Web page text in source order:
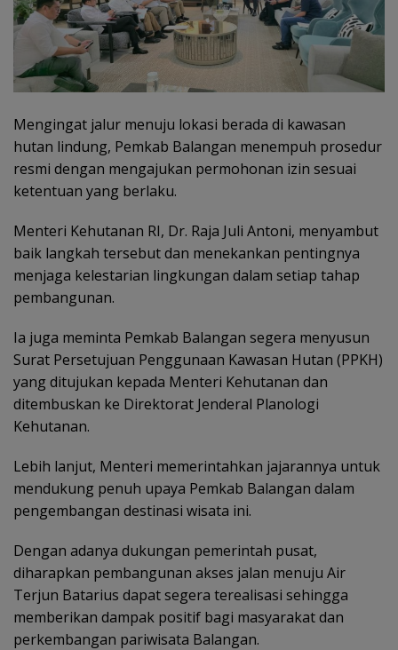
Mengingat jalur menuju lokasi berada di kawasan
hutan lindung, Pemkab Balangan menempuh prosedur
resmi dengan mengajukan permohonan izin sesuai
ketentuan yang berlaku.
Menteri Kehutanan RI, Dr. Raja Juli Antoni, menyambut
baik langkah tersebut dan menekankan pentingnya
menjaga kelestarian lingkungan dalam setiap tahap
pembangunan.
Ia juga meminta Pemkab Balangan segera menyusun
Surat Persetujuan Penggunaan Kawasan Hutan (PPKH)
yang ditujukan kepada Menteri Kehutanan dan
ditembuskan ke Direktorat Jenderal Planologi
Kehutanan.
Lebih lanjut, Menteri memerintahkan jajarannya untuk
mendukung penuh upaya Pemkab Balangan dalam
pengembangan destinasi wisata ini.
Dengan adanya dukungan pemerintah pusat,
diharapkan pembangunan akses jalan menuju Air
Terjun Batarius dapat segera terealisasi sehingga
memberikan dampak positif bagi masyarakat dan
perkembangan pariwisata Balangan.